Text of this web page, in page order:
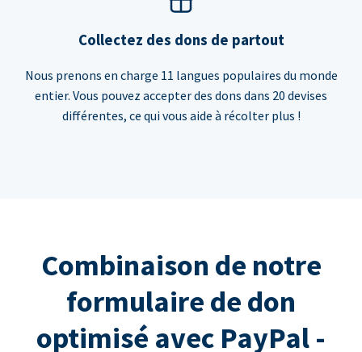
Collectez des dons de partout
Nous prenons en charge 11 langues populaires du monde
entier. Vous pouvez accepter des dons dans 20 devises
différentes, ce qui vous aide à récolter plus !
Combinaison de notre
formulaire de don
optimisé avec PayPal -